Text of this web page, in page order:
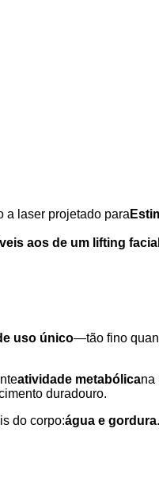
a laser projetado para
​​aos de um lifting
uso único—tão fino
atividade metabólicana
duradouro.
do corpo:água e gordura.